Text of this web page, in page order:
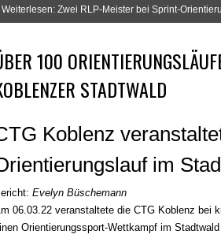
Weiterlesen: Zwei RLP-Meister bei Sprint-
100
STADTWALD
Koblenz
im
Evelyn Büschemann
06.03.22 veranstaltete die CTG Koblenz bei
Orientierungssport-Wettkampf im